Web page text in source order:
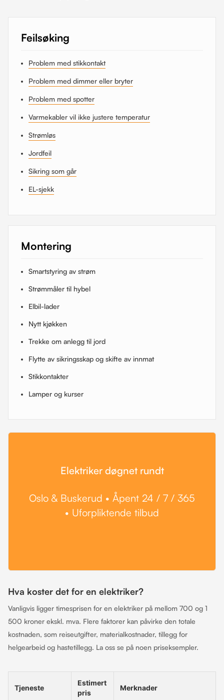
Feilsøking
Problem med stikkontakt
Problem med dimmer eller bryter
Problem med spotter
Varmekabler vil ikke justere temperatur
Strømløs
Jordfeil
Sikring som går
EL-sjekk
Montering
Smartstyring av strøm
Strømmåler til hybel
Elbil-lader
Nytt kjøkken
Trekke om anlegg til jord
Flytte av sikringsskap og skifte av innmat
Stikkontakter
Lamper og kurser
Elektriker døgnet rundt
Oslo & Buskerud • Åpent 24 / 7 / 365
• Uforpliktende tilbud
Hva koster det for en elektriker?
Vanligvis ligger timesprisen for en elektriker på mellom 700 og 1
500 kroner ekskl. mva. Flere faktorer kan påvirke den totale
kostnaden, som reiseutgifter, materialkostnader, tillegg for
helgearbeid og hastetillegg. La oss se på noen priseksempler.
Tjeneste
Estimert
pris
Merknader